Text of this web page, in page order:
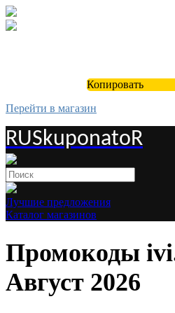
Копировать
Перейти в магазин
RUSkuponatoR
Лучшие предложения
Каталог магазинов
Промокоды
Август 2026